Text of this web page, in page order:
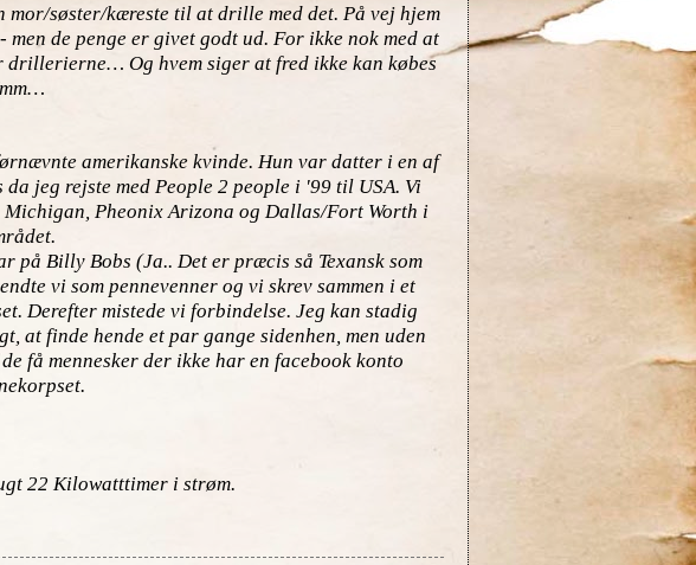
søster/kæreste til at drille med det. På vej hjem
de penge er givet godt ud. For ikke nok med at
Og hvem siger at fred ikke kan købes
amerikanske kvinde. Hun var datter i en af
jeg rejste med People 2 people i '99 til USA. Vi
Michigan, Pheonix Arizona og Dallas/Fort Worth i
på Billy Bobs (Ja.. Det er præcis så Texansk som
vi som pennevenner og vi skrev sammen i et
Derefter mistede vi forbindelse. Jeg kan stadig
at finde hende et par gange sidenhen, men uden
få mennesker der ikke har en facebook konto
22 Kilowatttimer i strøm.